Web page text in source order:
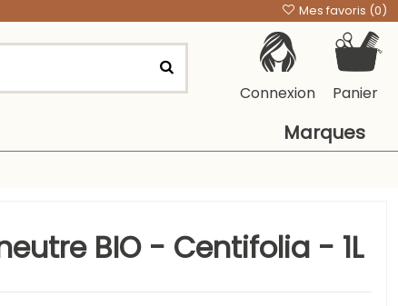
Mes favoris (0)
Connexion Panier
Marques
BIO - Centifolia - 1L